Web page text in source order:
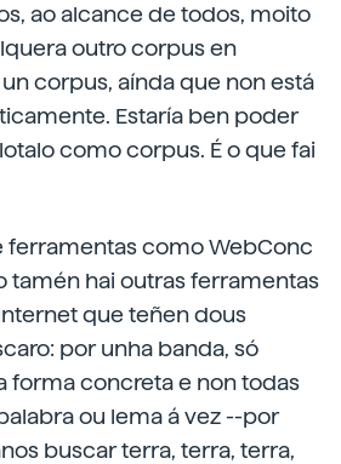
ao alcance de todos, moito
outro corpus en
corpus, aínda que non está
Estaría ben poder
como corpus. É o que fai
ferramentas como WebConc
tamén hai outras ferramentas
que teñen dous
por unha banda, só
forma concreta e non todas
ou lema á vez --por
buscar terra, terra, terra,